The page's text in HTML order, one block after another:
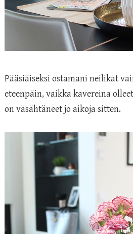
Pääsiäiseksi ostamani neilikat
eteenpäin, vaikka kavereina
on väsähtäneet jo aikoja sitten.